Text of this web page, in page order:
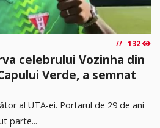
132
celebrului Vozinha din
Verde, a semnat
al UTA-ei. Portarul de 29 de ani
parte...